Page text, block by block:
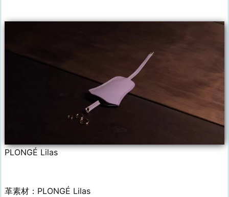
PLONGÉ Lilas
革素材：PLONGÉ Lilas